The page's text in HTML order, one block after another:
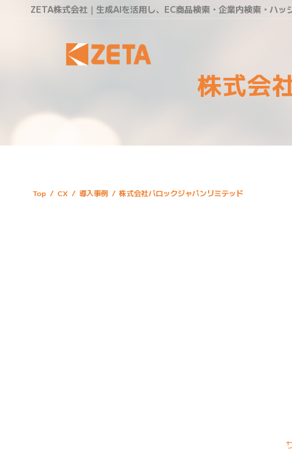
ZETA株式会社｜生成AIを活用し、EC商品検索・企業内検索・ハ
株式会
Top / CX / 導入事例 / 株式会社バロックジャパンリミテッド